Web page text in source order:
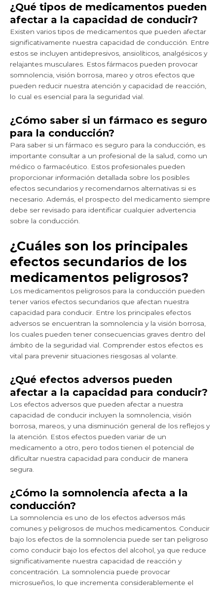
¿Qué tipos de medicamentos pueden
afectar a la capacidad de conducir?
Existen varios tipos de medicamentos que pueden afectar
significativamente nuestra capacidad de conducción. Entre
estos se incluyen antidepresivos, ansiolíticos, analgésicos y
relajantes musculares. Estos fármacos pueden provocar
somnolencia, visión borrosa, mareo y otros efectos que
pueden reducir nuestra atención y capacidad de reacción,
lo cual es esencial para la seguridad vial.
¿Cómo saber si un fármaco es seguro
para la conducción?
Para saber si un fármaco es seguro para la conducción, es
importante consultar a un profesional de la salud, como un
médico o farmacéutico. Estos profesionales pueden
proporcionar información detallada sobre los posibles
efectos secundarios y recomendarnos alternativas si es
necesario. Además, el prospecto del medicamento siempre
debe ser revisado para identificar cualquier advertencia
sobre la conducción.
¿Cuáles son los principales
efectos secundarios de los
medicamentos peligrosos?
Los medicamentos peligrosos para la conducción pueden
tener varios efectos secundarios que afectan nuestra
capacidad para conducir. Entre los principales efectos
adversos se encuentran la somnolencia y la visión borrosa,
los cuales pueden tener consecuencias graves dentro del
ámbito de la seguridad vial. Comprender estos efectos es
vital para prevenir situaciones riesgosas al volante.
¿Qué efectos adversos pueden
afectar a la capacidad para conducir?
Los efectos adversos que pueden afectar a nuestra
capacidad de conducir incluyen la somnolencia, visión
borrosa, mareos, y una disminución general de los reflejos y
la atención. Estos efectos pueden variar de un
medicamento a otro, pero todos tienen el potencial de
dificultar nuestra capacidad para conducir de manera
segura.
¿Cómo la somnolencia afecta a la
conducción?
La somnolencia es uno de los efectos adversos más
comunes y peligrosos de muchos medicamentos. Conducir
bajo los efectos de la somnolencia puede ser tan peligroso
como conducir bajo los efectos del alcohol, ya que reduce
significativamente nuestra capacidad de reacción y
concentración. La somnolencia puede provocar
microsueños, lo que incrementa considerablemente el